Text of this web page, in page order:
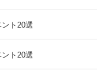
ト20選
ト20選